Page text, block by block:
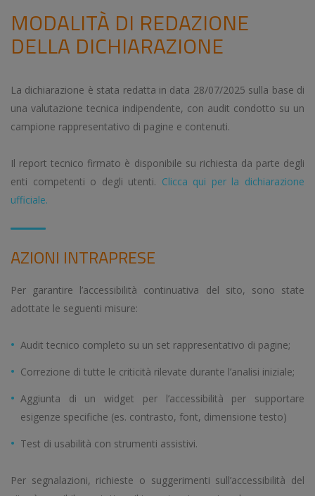
MODALITÀ DI REDAZIONE
DELLA DICHIARAZIONE
La dichiarazione è stata redatta in data 28/07/2025 sulla base di
una valutazione tecnica indipendente, con audit condotto su un
campione rappresentativo di pagine e contenuti.
Il report tecnico firmato è disponibile su richiesta da parte degli
enti competenti o degli utenti. Clicca qui per la dichiarazione
ufficiale.
AZIONI INTRAPRESE
Per garantire l’accessibilità continuativa del sito, sono state
adottate le seguenti misure:
Audit tecnico completo su un set rappresentativo di pagine;
Correzione di tutte le criticità rilevate durante l’analisi iniziale;
Aggiunta di un widget per l’accessibilità per supportare
esigenze specifiche (es. contrasto, font, dimensione testo)
Test di usabilità con strumenti assistivi.
Per segnalazioni, richieste o suggerimenti sull’accessibilità del